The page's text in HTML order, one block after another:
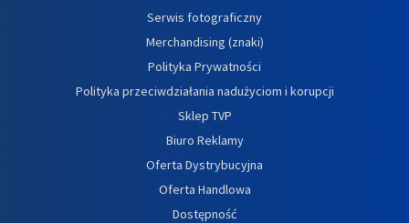
Serwis fotograficzny
Merchandising (znaki)
Polityka Prywatności
Polityka przeciwdziałania nadużyciom i korupcji
Sklep TVP
Biuro Reklamy
Oferta Dystrybucyjna
Oferta Handlowa
Dostępność